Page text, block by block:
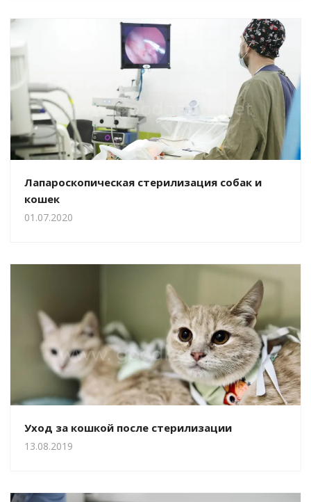
Лапароскопическая стерилизация собак и
кошек
01.07.2020
Уход за кошкой после стерилизации
13.08.2019